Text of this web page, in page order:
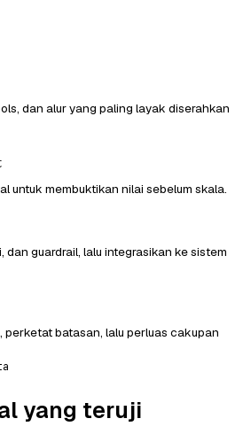
dan alur yang paling layak diserahkan
untuk membuktikan nilai sebelum skala.
dan guardrail, lalu integrasikan ke sistem
perketat batasan, lalu perluas cakupan
yang teruji